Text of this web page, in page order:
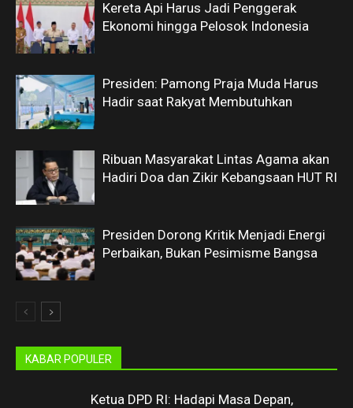
Kereta Api Harus Jadi Penggerak
Ekonomi hingga Pelosok Indonesia
Presiden: Pamong Praja Muda Harus
Hadir saat Rakyat Membutuhkan
Ribuan Masyarakat Lintas Agama akan
Hadiri Doa dan Zikir Kebangsaan HUT RI
Presiden Dorong Kritik Menjadi Energi
Perbaikan, Bukan Pesimisme Bangsa
KABAR POPULER
Ketua DPD RI: Hadapi Masa Depan,